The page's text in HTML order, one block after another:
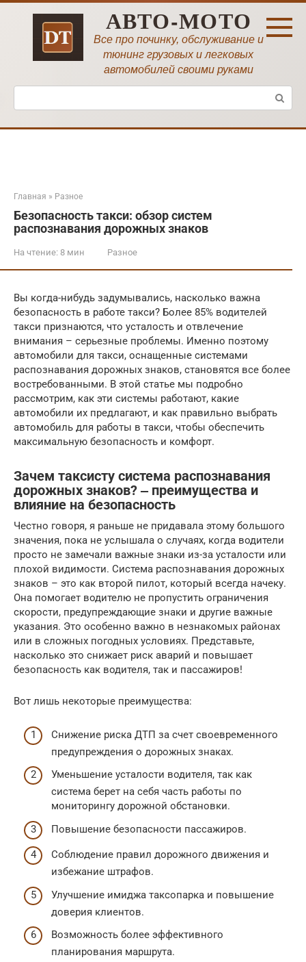
Перейти
АВТО-МОТО
Все про починку, обслуживание и
тюнинг грузовых и легковых
автомобилей своими руками
Поиск:
Главная » Разное
Безопасность такси: обзор систем
распознавания дорожных знаков
На чтение: 8 мин Разное
Вы когда-нибудь задумывались, насколько важна
безопасность в работе такси? Более 85% водителей
такси признаются, что усталость и отвлечение
внимания – серьезные проблемы. Именно поэтому
автомобили для такси, оснащенные системами
распознавания дорожных знаков, становятся все более
востребованными. В этой статье мы подробно
рассмотрим, как эти системы работают, какие
автомобили их предлагают, и как правильно выбрать
автомобиль для работы в такси, чтобы обеспечить
максимальную безопасность и комфорт.
Зачем таксисту система распознавания
дорожных знаков? ‒ преимущества и
влияние на безопасность
Честно говоря, я раньше не придавала этому большого
значения, пока не услышала о случаях, когда водители
просто не замечали важные знаки из-за усталости или
плохой видимости. Система распознавания дорожных
знаков – это как второй пилот, который всегда начеку.
Она помогает водителю не пропустить ограничения
скорости, предупреждающие знаки и другие важные
указания. Это особенно важно в незнакомых районах
или в сложных погодных условиях. Представьте,
насколько это снижает риск аварий и повышает
безопасность как водителя, так и пассажиров!
Вот лишь некоторые преимущества:
Снижение риска ДТП за счет своевременного
предупреждения о дорожных знаках.
Уменьшение усталости водителя, так как
система берет на себя часть работы по
мониторингу дорожной обстановки.
Повышение безопасности пассажиров.
Соблюдение правил дорожного движения и
избежание штрафов.
Улучшение имиджа таксопарка и повышение
доверия клиентов.
Возможность более эффективного
планирования маршрута.